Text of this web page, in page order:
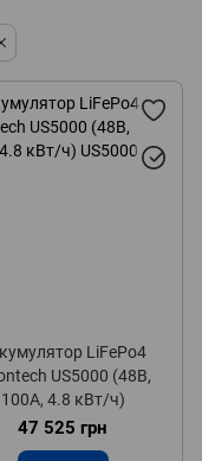
LiFePo4
US5000 (48В,
100A, 4.8 кВт/ч)
47 525 грн